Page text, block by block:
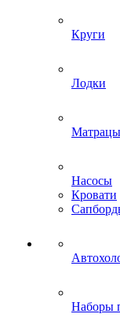
Круги
Лодки
Насосы
Кровати
Наборы